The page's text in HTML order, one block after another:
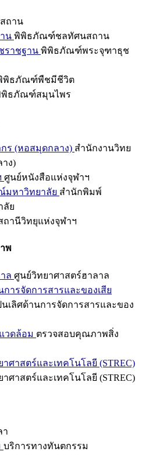
ถาน
น พิพิธภัณฑ์ชลทัศนสถาน
าชฐาน พิพิธภัณฑ์พระจุฑาธุช
พิธภัณฑ์พืชมีชีวิต
ธภัณฑ์สมุนไพร
ร (หอสมุดกลาง) สำนักงานวิทย
ง)
ศูนย์หนังสือแห่งจุฬาฯ
มหาวิทยาลัย สำนักพิมพ์
ลัย
ถานีวิทยุแห่งจุฬาฯ
พ
ล ศูนย์วิทยาศาสตร์ฮาลาล
ารจัดการสารและของเสีย
เลิศด้านการจัดการสารและของ
วดล้อม ตรวจสอบคุณภาพสิ่ง
ศาสตร์และเทคโนโลยี (STREC)
ศาสตร์และเทคโนโลยี (STREC)
า
บริการทางทันตกรรม